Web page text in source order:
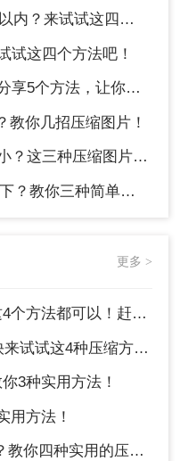
试这四种压缩方法！
试这四个方法吧！
，让你轻松调整图片大小
教你几招压缩图片！
缩图片的方法非常实用！
你三种简单方法！
更多 >
都可以！赶紧试试！
试这4种压缩方法!！
3种实用方法！
用方法！
种实用的压缩方法！